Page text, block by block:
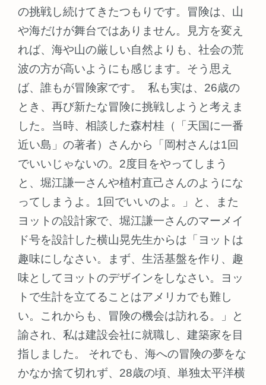
の挑戦し続けてきたつもりです。冒険は、山
や海だけが舞台ではありません。見方を変え
れば、海や山の厳しい自然よりも、社会の荒
波の方が高いようにも感じます。そう思え
ば、誰もが冒険家です。 私も実は、26歳の
とき、再び新たな冒険に挑戦しようと考えま
した。当時、相談した森村桂（「天国に一番
近い島」の著者）さんから「岡村さんは1回
でいいじゃないの。2度目をやってしまう
と、堀江謙一さんや植村直己さんのようにな
ってしまうよ。1回でいいのよ。」と、また
ヨットの設計家で、堀江謙一さんのマーメイ
ド号を設計した横山晃先生からは「ヨットは
趣味にしなさい。まず、生活基盤を作り、趣
味としてヨットのデザインをしなさい。ヨッ
トで生計を立てることはアメリカでも難し
い。これからも、冒険の機会は訪れる。」と
諭され、私は建設会社に就職し、建築家を目
指しました。 それでも、海への冒険の夢をな
かなか捨て切れず、28歳の頃、単独太平洋横